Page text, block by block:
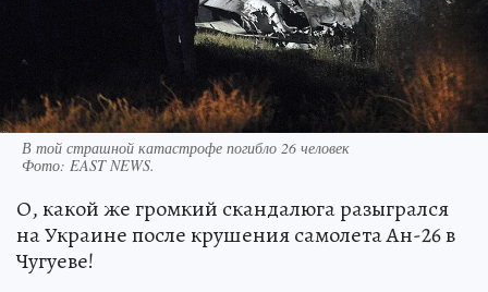
В той страшной катастрофе погибло 26 человек
Фото: EAST NEWS.
О, какой же громкий скандалюга разыгрался
на Украине после крушения самолета Ан-26 в
Чугуеве!